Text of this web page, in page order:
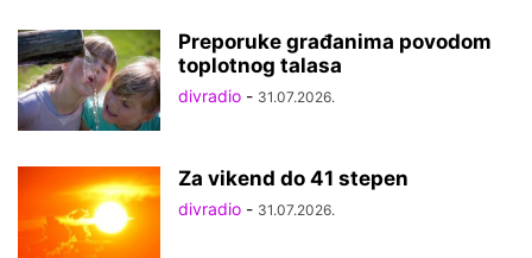
Preporuke građanima povodom
toplotnog talasa
divradio - 31.07.2026.
Za vikend do 41 stepen
divradio - 31.07.2026.